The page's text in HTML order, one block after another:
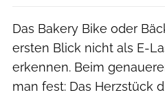
Das Bakery Bike oder
ersten Blick nicht als E-
erkennen. Beim
man fest: Das Herzstück